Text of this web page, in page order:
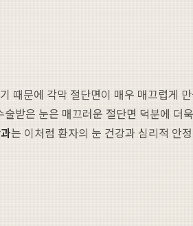
문에 각막 절단면이 매우 매끄럽게
받은 눈은 매끄러운 절단면 덕분에 더
는 이처럼 환자의 눈 건강과 심리적 안